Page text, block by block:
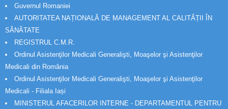
Guvernul Romaniei
AUTORITATEA NAȚIONALĂ DE MANAGEMENT AL CALITĂȚII ÎN
SĂNĂTATE
REGISTRUL C.M.R.
Ordinul Asistenţilor Medicali Generalişti, Moaşelor şi Asistenţilor
Medicali din România
Ordinul Asistenţilor Medicali Generalişti, Moaşelor şi Asistenţilor
Medicali - Filiala Iași
MINISTERUL AFACERILOR INTERNE - DEPARTAMENTUL PENTRU